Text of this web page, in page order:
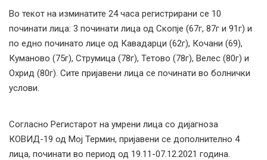
Во текот на изминатите 24 часа регистрирани се 10
починати лица: 3 починати лица од Скопје (67г, 87г и 91г) и
по едно починато лице од Кавадарци (62г), Кочани (69),
Куманово (75г), Струмица (78г), Тетово (78г), Велес (80г) и
Охрид (80г). Сите пријавени лица се починати во болнички
услови.
Согласно Регистарот на умрени лица со дијагноза
КОВИД-19 од Мој Термин, пријавени се дополнително 4
лица, починати во период од 19.11-07.12.2021 година.